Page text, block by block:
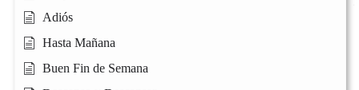
Adiós
Hasta Mañana
Buen Fin de Semana